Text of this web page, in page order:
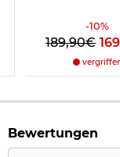
-10%
189,90€
Bewertungen